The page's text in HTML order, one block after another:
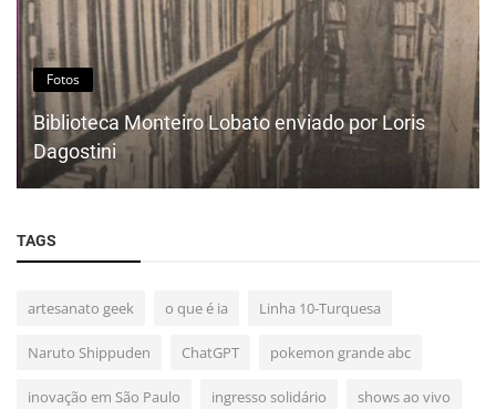
Fotos
Biblioteca Monteiro Lobato enviado por Loris
Dagostini
TAGS
artesanato geek o que é ia Linha 10-Turquesa
Naruto Shippuden ChatGPT pokemon grande abc
inovação em São Paulo ingresso solidário shows ao vivo